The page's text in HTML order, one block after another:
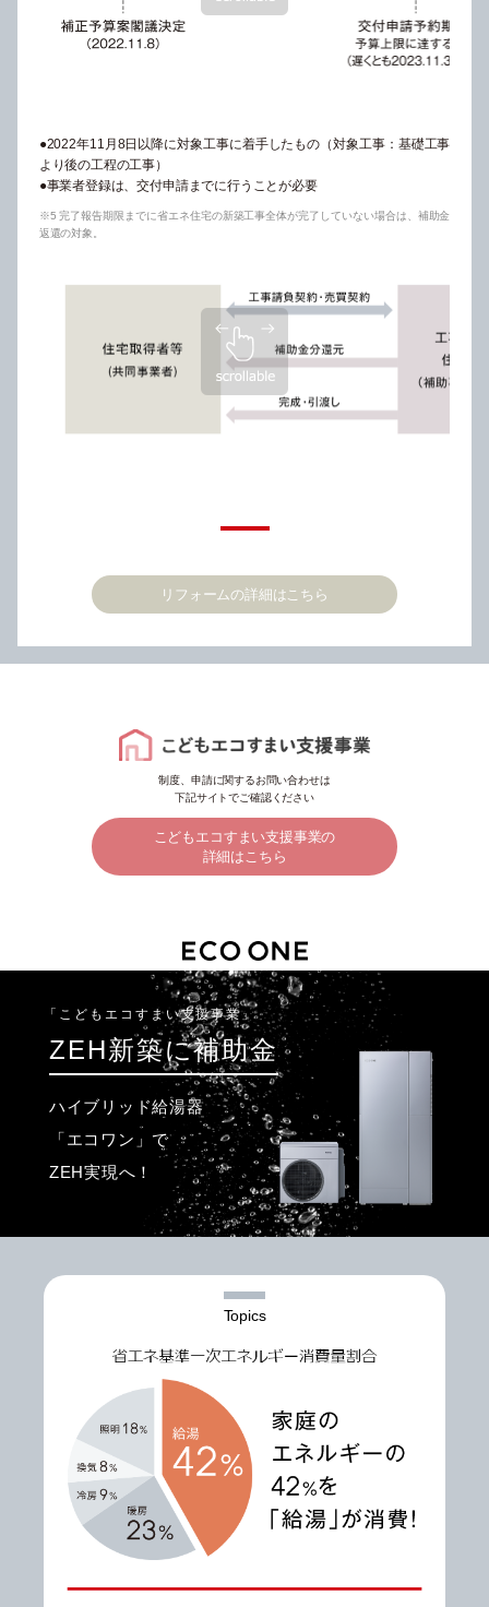
●2022年11月8日以降に対象工事に着手したもの（対象工事：基礎工事
より後の工程の工事）
●事業者登録は、交付申請までに行うことが必要
※5 完了報告期限までに省エネ住宅の新築工事全体が完了していない場合は、補助金
返還の対象。
リフォームの詳細はこちら
制度、申請に関するお問い合わせは
下記サイトでご確認ください
こどもエコすまい支援事業の
詳細はこちら
「こどもエコすまい支援事業」
ZEH新築に補助金
ハイブリッド給湯器
「エコワン」で
ZEH実現へ！
Topics